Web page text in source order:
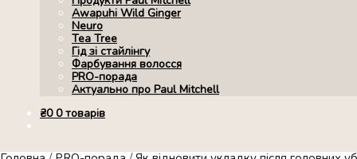
Awapuhi Wild Ginger
Neuro
Tea Tree
Гід зі стайлінгу
Фарбування волосся
PRO-порада
Актуально про Paul Mitchell
₴0 0 товарів